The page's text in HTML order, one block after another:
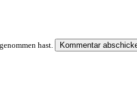
hast.